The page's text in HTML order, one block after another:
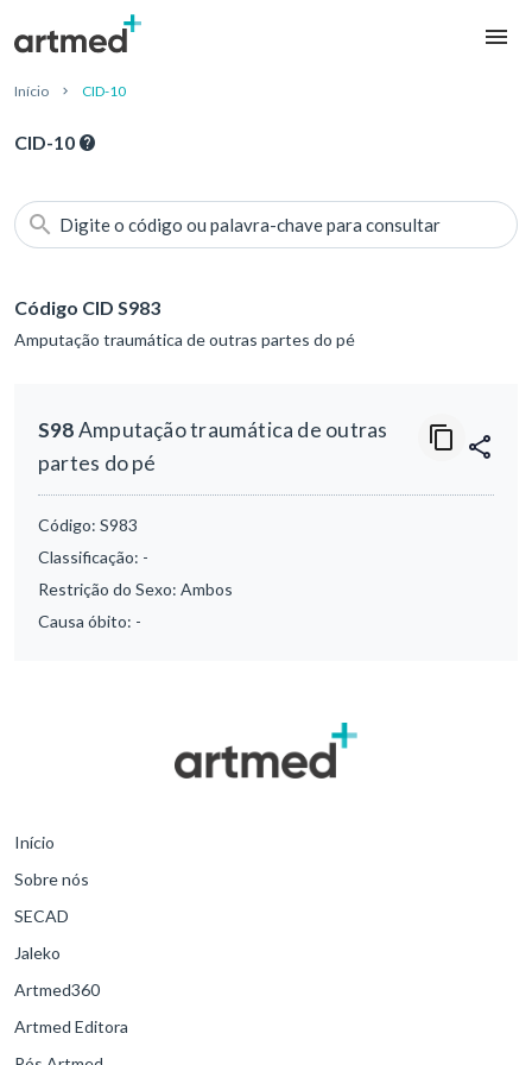
Início CID-10
CID-10
Digite o código ou palavra-chave para consultar
Código CID S983
Amputação traumática de outras partes do pé
S98Amputação traumática de outras
partes do pé
Código: S983
Classificação: -
Restrição do Sexo: Ambos
Causa óbito: -
Início
Sobre nós
SECAD
Jaleko
Artmed360
Artmed Editora